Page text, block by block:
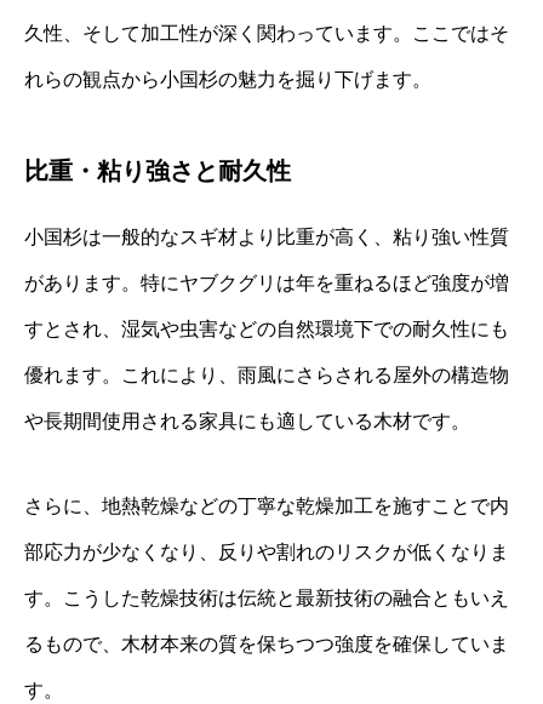
久性、そして加工性が深く関わっています。ここではそ
れらの観点から小国杉の魅力を掘り下げます。
比重・粘り強さと耐久性
小国杉は一般的なスギ材より比重が高く、粘り強い性質
があります。特にヤブクグリは年を重ねるほど強度が増
すとされ、湿気や虫害などの自然環境下での耐久性にも
優れます。これにより、雨風にさらされる屋外の構造物
や長期間使用される家具にも適している木材です。
さらに、地熱乾燥などの丁寧な乾燥加工を施すことで内
部応力が少なくなり、反りや割れのリスクが低くなりま
す。こうした乾燥技術は伝統と最新技術の融合ともいえ
るもので、木材本来の質を保ちつつ強度を確保していま
す。